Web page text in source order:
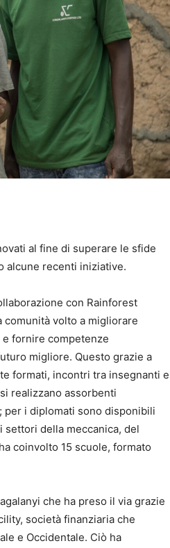
al fine di superare le sfide
alcune recenti iniziative.
con Rainforest
comunità volto a migliorare
e fornire competenze
migliore. Questo grazie a
formati, incontri tra insegnanti e
realizzano assorbenti
per i diplomati sono disponibili
della meccanica, del
coinvolto 15 scuole, formato
che ha preso il via grazie
società finanziaria che
e Occidentale. Ciò ha